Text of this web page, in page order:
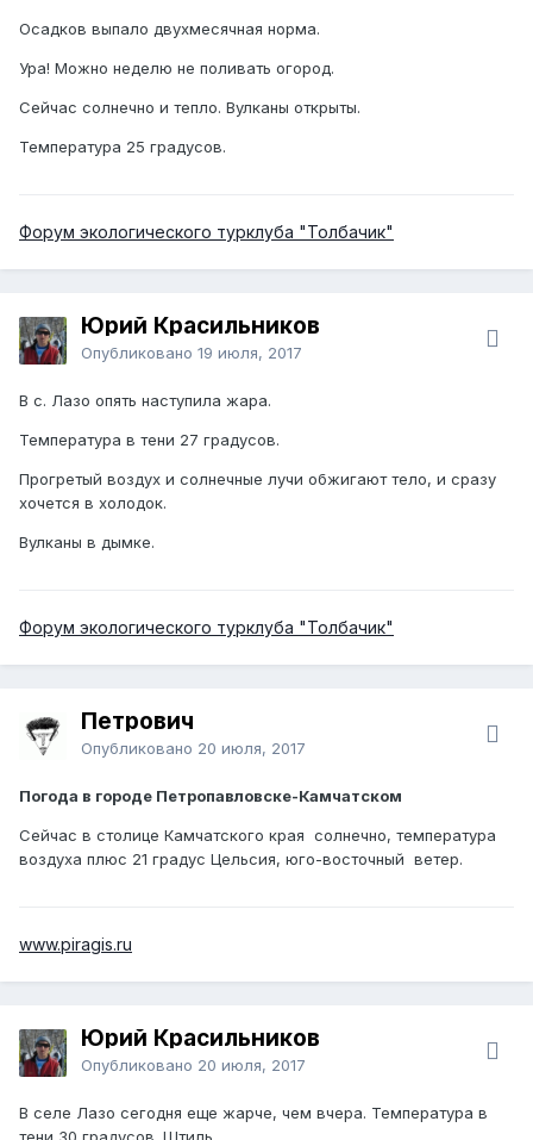
Осадков выпало двухмесячная норма.
Ура! Можно неделю не поливать огород.
Сейчас солнечно и тепло. Вулканы открыты.
Температура 25 градусов.
Форум экологического турклуба "Толбачик"
Юрий Красильников
Опубликовано 19 июля, 2017
В с. Лазо опять наступила жара.
Температура в тени 27 градусов.
Прогретый воздух и солнечные лучи обжигают тело, и сразу
хочется в холодок.
Вулканы в дымке.
Форум экологического турклуба "Толбачик"
Петрович
Опубликовано 20 июля, 2017
Погода в городе Петропавловске-Камчатском
Сейчас в столице Камчатского края солнечно, температура
воздуха плюс 21 градус Цельсия, юго-восточный ветер.
www.piragis.ru
Юрий Красильников
Опубликовано 20 июля, 2017
В селе Лазо сегодня еще жарче, чем вчера. Температура в
тени 30 градусов. Штиль.